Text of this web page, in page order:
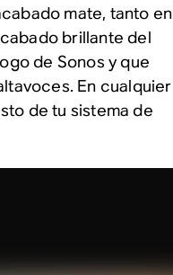
mate, tanto en
brillante del
de Sonos y que
En cualquier
de tu sistema de